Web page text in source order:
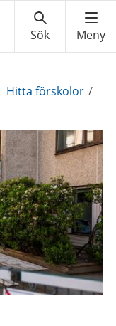
Hitta förskolor /